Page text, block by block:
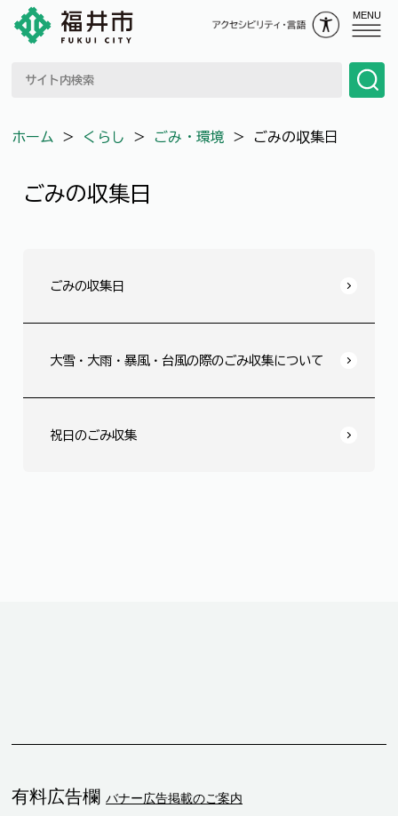
MENU
ホーム ＞ くらし ＞ ごみ・環境 ＞ ごみの収集日
ごみの収集日
ごみの収集日
大雪・大雨・暴風・台風の際のごみ収集について
祝日のごみ収集
有料広告欄 バナー広告掲載のご案内